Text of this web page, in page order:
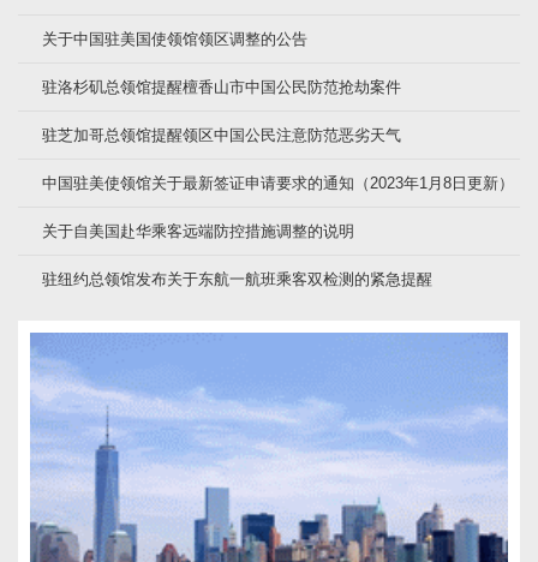
关于中国驻美国使领馆领区调整的公告
驻洛杉矶总领馆提醒檀香山市中国公民防范抢劫案件
驻芝加哥总领馆提醒领区中国公民注意防范恶劣天气
中国驻美使领馆关于最新签证申请要求的通知（2023年1月8日更新）
关于自美国赴华乘客远端防控措施调整的说明
驻纽约总领馆发布关于东航一航班乘客双检测的紧急提醒